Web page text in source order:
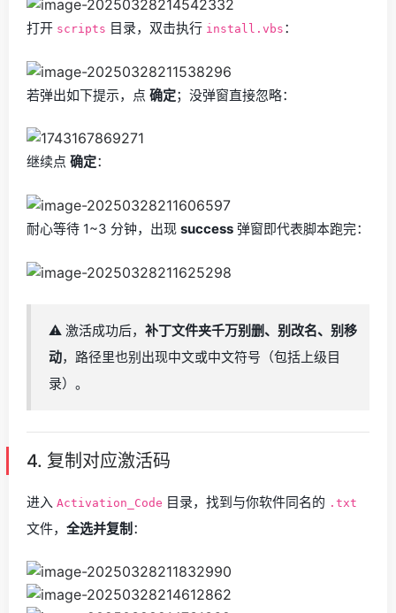
打开 scripts 目录，双击执行 install.vbs ：
若弹出如下提示，点 确定；没弹窗直接忽略：
继续点 确定：
耐心等待 1~3 分钟，出现 success 弹窗即代表脚本跑完：
⚠️ 激活成功后， 补丁文件夹千万别删、别改名、别移
动，路径里也别出现中文或中文符号（包括上级目
录）。
4. 复制对应激活码
进入 Activation_Code 目录，找到与你软件同名的 .txt
文件， 全选并复制 ：